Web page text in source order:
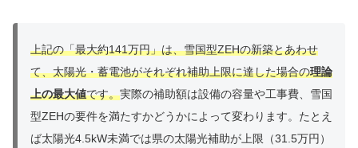
上記の「最大約141万円」は、雪国型ZEHの新築とあわせ
て、太陽光・蓄電池がそれぞれ補助上限に達した場合の理論
上の最大値です。実際の補助額は設備の容量や工事費、雪国
型ZEHの要件を満たすかどうかによって変わります。たとえ
ば太陽光4.5kW未満では県の太陽光補助が上限（31.5万円）